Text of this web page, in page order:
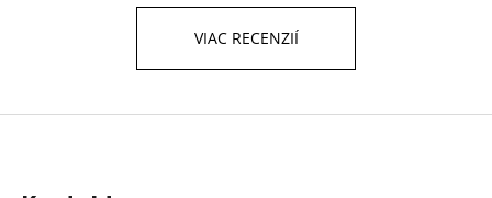
VIAC RECENZIÍ
Z